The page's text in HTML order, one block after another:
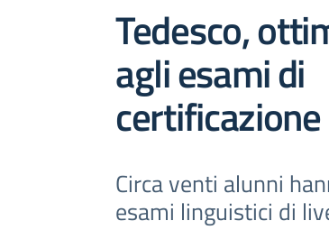
Tedesco,
agli esami di
certificazione
Circa venti alunni
esami linguistici di